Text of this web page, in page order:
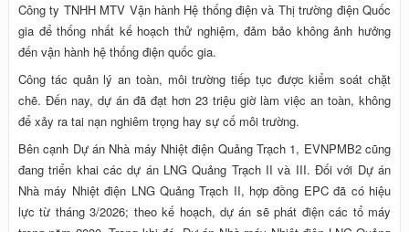
Công ty TNHH MTV Vận hành Hệ thống điện và Thị trường điện Quốc
gia để thống nhất kế hoạch thử nghiệm, đảm bảo không ảnh hưởng
đến vận hành hệ thống điện quốc gia.
Công tác quản lý an toàn, môi trường tiếp tục được kiểm soát chặt
chẽ. Đến nay, dự án đã đạt hơn 23 triệu giờ làm việc an toàn, không
để xảy ra tai nạn nghiêm trọng hay sự cố môi trường.
Bên cạnh Dự án Nhà máy Nhiệt điện Quảng Trạch 1, EVNPMB2 cũng
đang triển khai các dự án LNG Quảng Trạch II và III. Đối với Dự án
Nhà máy Nhiệt điện LNG Quảng Trạch II, hợp đồng EPC đã có hiệu
lực từ tháng 3/2026; theo kế hoạch, dự án sẽ phát điện các tổ máy